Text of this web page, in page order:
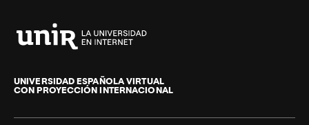
de
La
UNIVERSIDAD ESPAÑOLA VIRTUAL
CON PROYECCIÓN INTERNACIONAL